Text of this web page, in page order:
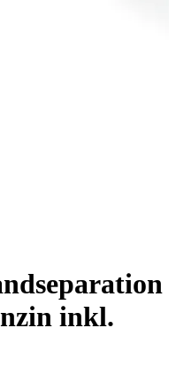
inkl.